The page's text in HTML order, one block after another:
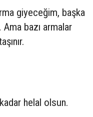
giyeceğim, başka
bazı armalar
helal olsun.